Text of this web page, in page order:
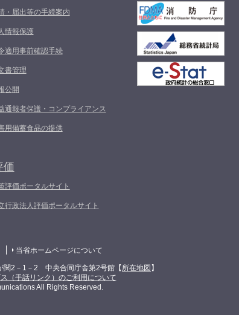
・届出等の手続案内
情報保護
適用事前確認手続
書管理
公開
通報者保護・コンプライアンス
用備蓄食品の提供
価
評価ポータルサイト
行政法人評価ポータルサイト
当省ホームページについて
2－1－2 中央合同庁舎第2号館【 所在地図 】
（手話リンク）のご利用について
All Rights Reserved.